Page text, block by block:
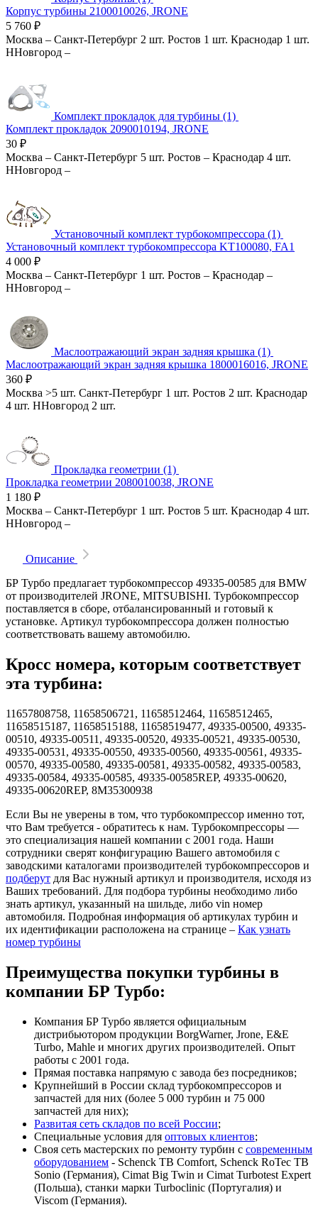
Корпус турбины 2100010026, JRONE
5 760 ₽
Москва – Санкт-Петербург 2 шт. Ростов 1 шт. Краснодар 1 шт.
ННовгород –
Комплект прокладок для турбины (1)
Комплект прокладок 2090010194, JRONE
30 ₽
Москва – Санкт-Петербург 5 шт. Ростов – Краснодар 4 шт.
ННовгород –
Установочный комплект турбокомпрессора (1)
Установочный комплект турбокомпрессора KT100080, FA1
4 000 ₽
Москва – Санкт-Петербург 1 шт. Ростов – Краснодар –
ННовгород –
Маслоотражающий экран задняя крышка (1)
Маслоотражающий экран задняя крышка 1800016016, JRONE
360 ₽
Москва >5 шт. Санкт-Петербург 1 шт. Ростов 2 шт. Краснодар
4 шт. ННовгород 2 шт.
Прокладка геометрии (1)
Прокладка геометрии 2080010038, JRONE
1 180 ₽
Москва – Санкт-Петербург 1 шт. Ростов 5 шт. Краснодар 4 шт.
ННовгород –
Описание
БР Турбо предлагает турбокомпрессор 49335-00585 для BMW
от производителей JRONE, MITSUBISHI. Турбокомпрессор
поставляется в сборе, отбалансированный и готовый к
установке. Артикул турбокомпрессора должен полностью
соответствовать вашему автомобилю.
Кросс номера, которым соответствует
эта турбина:
11657808758, 11658506721, 11658512464, 11658512465,
11658515187, 11658515188, 11658519477, 49335-00500, 49335-
00510, 49335-00511, 49335-00520, 49335-00521, 49335-00530,
49335-00531, 49335-00550, 49335-00560, 49335-00561, 49335-
00570, 49335-00580, 49335-00581, 49335-00582, 49335-00583,
49335-00584, 49335-00585, 49335-00585REP, 49335-00620,
49335-00620REP, 8M35300938
Если Вы не уверены в том, что турбокомпрессор именно тот,
что Вам требуется - обратитесь к нам. Турбокомпрессоры —
это специализация нашей компании с 2001 года. Наши
сотрудники сверят конфигурацию Вашего автомобиля с
заводскими каталогами производителей турбокомпрессоров и
подберут для Вас нужный артикул и производителя, исходя из
Ваших требований. Для подбора турбины необходимо либо
знать артикул, указанный на шильде, либо vin номер
автомобиля. Подробная информация об артикулах турбин и
их идентификации расположена на странице – Как узнать
номер турбины
Преимущества покупки турбины в
компании БР Турбо:
Компания БР Турбо является официальным
дистрибьютором продукции BorgWarner, Jrone, E&E
Turbo, Mahle и многих других производителей. Опыт
работы с 2001 года.
Прямая поставка напрямую с завода без посредников;
Крупнейший в России склад турбокомпрессоров и
запчастей для них (более 5 000 турбин и 75 000
запчастей для них);
Развитая сеть складов по всей России;
Специальные условия для оптовых клиентов;
Своя сеть мастерских по ремонту турбин с современным
оборудованием - Schenck TB Comfort, Schenck RoTec TB
Sonio (Германия), Cimat Big Twin и Cimat Turbotest Expert
(Польша), станки марки Turboclinic (Португалия) и
Viscom (Германия).